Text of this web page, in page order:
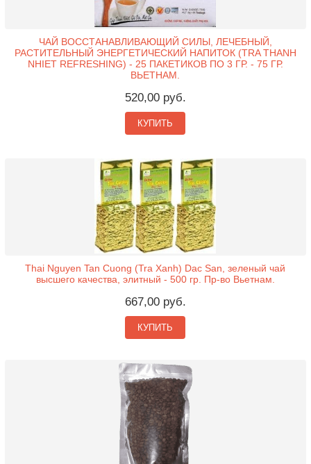
ЧАЙ ВОССТАНАВЛИВАЮЩИЙ СИЛЫ, ЛЕЧЕБНЫЙ,
РАСТИТЕЛЬНЫЙ ЭНЕРГЕТИЧЕСКИЙ НАПИТОК (TRA THANH
NHIET REFRESHING) - 25 ПАКЕТИКОВ ПО 3 ГР. - 75 ГР.
ВЬЕТНАМ.
520,00 руб.
КУПИТЬ
Thai Nguyen Tan Cuong (Tra Xanh) Dac San, зеленый чай
высшего качества, элитный - 500 гр. Пр-во Вьетнам.
667,00 руб.
КУПИТЬ